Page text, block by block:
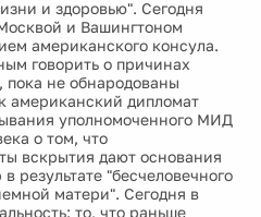
и здоровью". Сегодня
и Вашингтоном
американского консула.
говорить о причинах
не обнародованы
американский дипломат
уполномоченного МИД
о том, что
вскрытия дают основания
результате "бесчеловечного
матери". Сегодня в
то, что раньше